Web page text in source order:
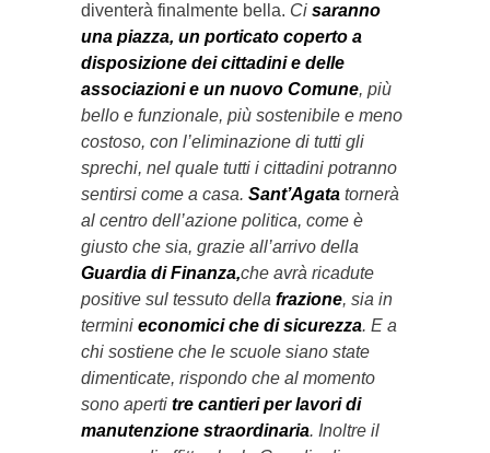
diventerà finalmente bella. Ci saranno
una piazza, un porticato coperto a
disposizione dei cittadini e delle
associazioni e un nuovo Comune, più
bello e funzionale, più sostenibile e meno
costoso, con l’eliminazione di tutti gli
sprechi, nel quale tutti i cittadini potranno
sentirsi come a casa. Sant’Agata tornerà
al centro dell’azione politica, come è
giusto che sia, grazie all’arrivo della
Guardia di Finanza,che avrà ricadute
positive sul tessuto della frazione, sia in
termini economici che di sicurezza. E a
chi sostiene che le scuole siano state
dimenticate, rispondo che al momento
sono aperti tre cantieri per lavori di
manutenzione straordinaria. Inoltre il